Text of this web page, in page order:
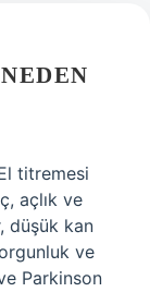
titremesi
açlık ve
düşük kan
ve
Parkinson